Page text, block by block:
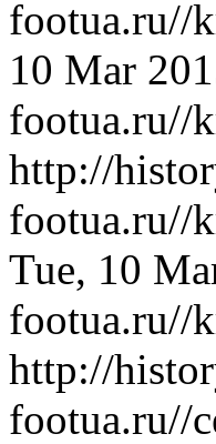
footua.ru//
10 Mar
footua.ru//
http://
footua.ru//
Tue, 10
footua.ru//
http://
footua.ru//